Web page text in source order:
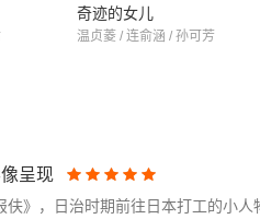
奇迹的女儿
温贞菱 / 连俞涵 / 孙可芳
呈现
伕》，日治时期前往日本打工的小人